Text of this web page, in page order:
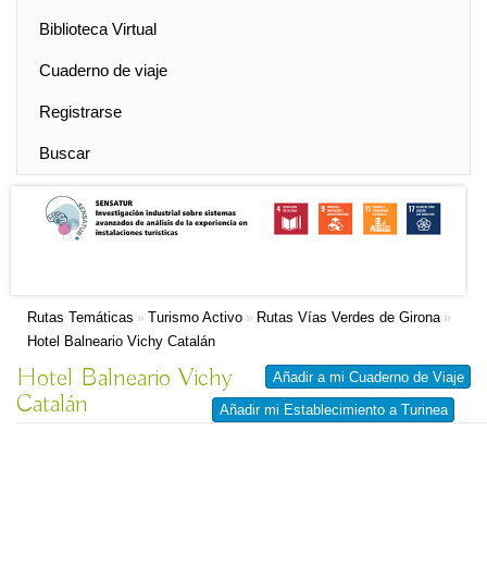
Biblioteca Virtual
Cuaderno de viaje
Registrarse
Buscar
Rutas Temáticas » Turismo Activo » Rutas Vías Verdes de Girona»
Hotel Balneario Vichy Catalán
Añadir a mi Cuaderno de Viaje
Añadir mi Establecimiento a Turinea
Hotel Balneario Vichy
Catalán